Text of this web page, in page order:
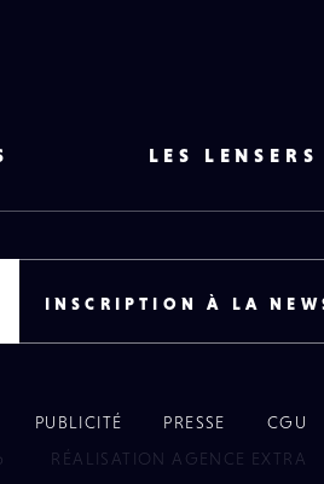
LES LENSERS
INSCRIPTION À LA
PUBLICITÉ PRESSE
CGU
RÉALISATION AGENCE EXTRA